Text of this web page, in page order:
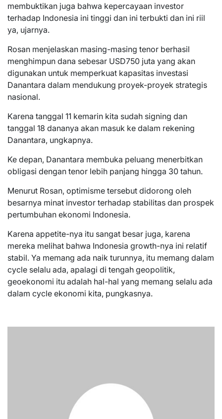
membuktikan juga bahwa kepercayaan investor
terhadap Indonesia ini tinggi dan ini terbukti dan ini riil
ya, ujarnya.
Rosan menjelaskan masing-masing tenor berhasil
menghimpun dana sebesar USD750 juta yang akan
digunakan untuk memperkuat kapasitas investasi
Danantara dalam mendukung proyek-proyek strategis
nasional.
Karena tanggal 11 kemarin kita sudah signing dan
tanggal 18 dananya akan masuk ke dalam rekening
Danantara, ungkapnya.
Ke depan, Danantara membuka peluang menerbitkan
obligasi dengan tenor lebih panjang hingga 30 tahun.
Menurut Rosan, optimisme tersebut didorong oleh
besarnya minat investor terhadap stabilitas dan prospek
pertumbuhan ekonomi Indonesia.
Karena appetite-nya itu sangat besar juga, karena
mereka melihat bahwa Indonesia growth-nya ini relatif
stabil. Ya memang ada naik turunnya, itu memang dalam
cycle selalu ada, apalagi di tengah geopolitik,
geoekonomi itu adalah hal-hal yang memang selalu ada
dalam cycle ekonomi kita, pungkasnya.